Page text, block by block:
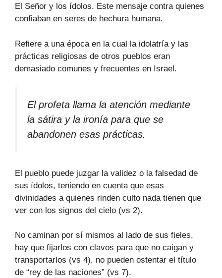
El Señor y los ídolos. Este mensaje contra quienes
confiaban en seres de hechura humana.
Refiere a una época en la cual la idolatría y las
prácticas religiosas de otros pueblos eran
demasiado comunes y frecuentes en Israel.
El profeta llama la atención mediante
la sátira y la ironía para que se
abandonen esas prácticas.
El pueblo puede juzgar la validez o la falsedad de
sus ídolos, teniendo en cuenta que esas
divinidades a quienes rinden culto nada tienen que
ver con los signos del cielo (vs 2).
No caminan por sí mismos al lado de sus fieles,
hay que fijarlos con clavos para que no caigan y
transportarlos (vs 4), no pueden ostentar el título
de “rey de las naciones” (vs 7).